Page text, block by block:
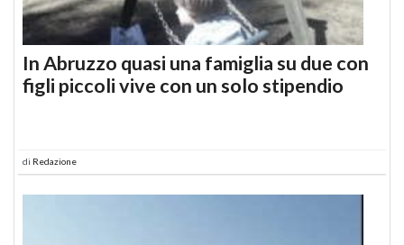
In Abruzzo quasi una famiglia su due con
figli piccoli vive con un solo stipendio
di Redazione